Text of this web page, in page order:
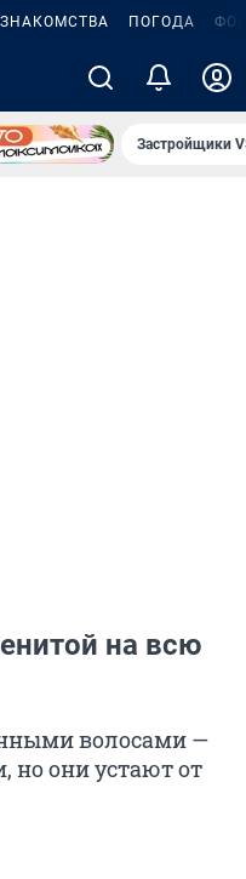
ЗНАКОМСТВА ПОГОДА
Застройщики
на всю
волосами —
но они устают от